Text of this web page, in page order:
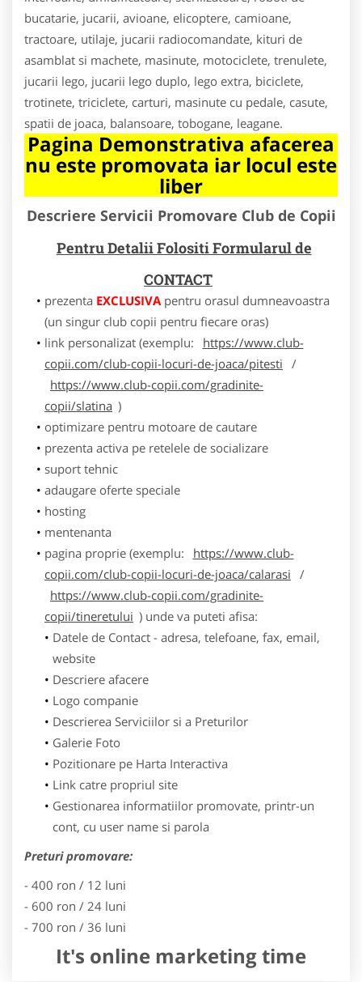
bucatarie, jucarii, avioane, elicoptere, camioane,
tractoare, utilaje, jucarii radiocomandate, kituri de
asamblat si machete, masinute, motociclete, trenulete,
jucarii lego, jucarii lego duplo, lego extra, biciclete,
trotinete, triciclete, carturi, masinute cu pedale, casute,
spatii de joaca, balansoare, tobogane, leagane.
Pagina Demonstrativa afacerea
nu este promovata iar locul este
liber
Descriere Servicii Promovare Club de Copii
Pentru Detalii Folositi Formularul de
CONTACT
prezenta EXCLUSIVApentru orasul dumneavoastra
(un singur club copii pentru fiecare oras)
link personalizat (exemplu:
https://www.club-
copii.com/club-copii-locuri-de-joaca/pitesti /
https://www.club-copii.com/gradinite-
copii/slatina )
optimizare pentru motoare de cautare
prezenta activa pe retelele de socializare
suport tehnic
adaugare oferte speciale
hosting
mentenanta
pagina proprie (exemplu:
https://www.club-
copii.com/club-copii-locuri-de-joaca/calarasi /
https://www.club-copii.com/gradinite-
copii/tineretului ) unde va puteti afisa:
Datele de Contact - adresa, telefoane, fax, email,
website
Descriere afacere
Logo companie
Descrierea Serviciilor si a Preturilor
Galerie Foto
Pozitionare pe Harta Interactiva
Link catre propriul site
Gestionarea informatiilor promovate, printr-un
cont, cu user name si parola
Preturi promovare:
- 400 ron / 12 luni
- 600 ron / 24 luni
- 700 ron / 36 luni
It's online marketing time